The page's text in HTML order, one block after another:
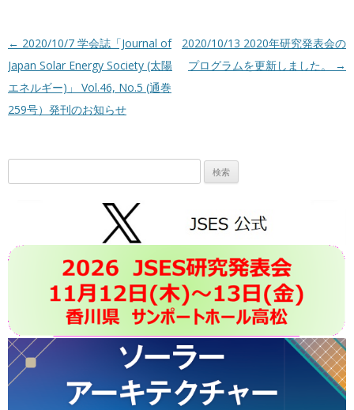
投稿ナビゲーション
← 2020/10/7 学会誌「Journal of
Japan Solar Energy Society (太陽
エネルギー)」 Vol.46, No.5 (通巻
259号）発刊のお知らせ
2020/10/13 2020年研究発表会の
プログラムを更新しました。
→
索: